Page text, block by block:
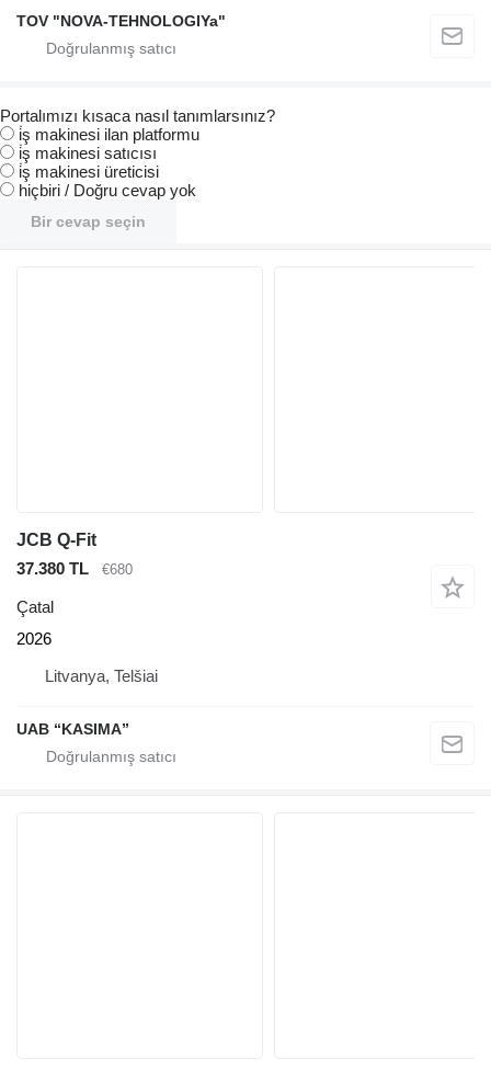
TOV "NOVA-TEHNOLOGIYa"
Portalımızı kısaca nasıl tanımlarsınız?
i̇ş makinesi ilan platformu
i̇ş makinesi satıcısı
i̇ş makinesi üreticisi
hiçbiri / Doğru cevap yok
Bir cevap seçin
JCB Q-Fit
37.380 TL
€680
Çatal
2026
Litvanya, Telšiai
UAB “KASIMA”